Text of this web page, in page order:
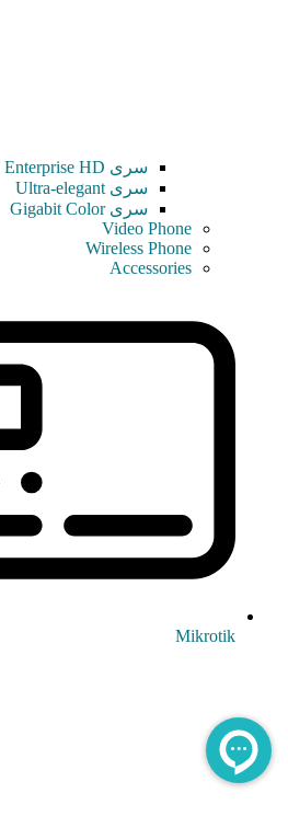
سری Enterprise HD
سری Ultra-elegant
سری Gigabit Color
Video Phone
Wireless Phone
Accessories
Mikrotik